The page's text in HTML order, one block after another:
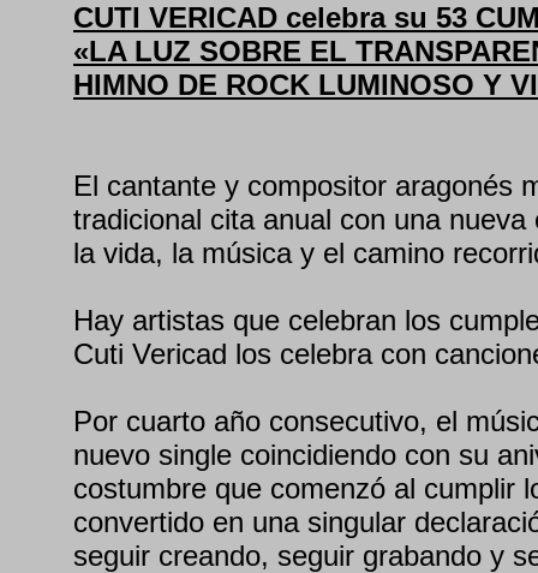
CUTI VERICAD celebra su 53
«LA LUZ SOBRE EL
HIMNO DE ROCK LUMINOSO Y
El cantante y compositor aragonés
tradicional cita anual con una
la vida, la música y el camino
Hay artistas que celebran los
Cuti Vericad los celebra con
Por cuarto año consecutivo, el
nuevo single coincidiendo con su
costumbre que comenzó al cumplir
convertido en una singular
seguir creando, seguir grabando y